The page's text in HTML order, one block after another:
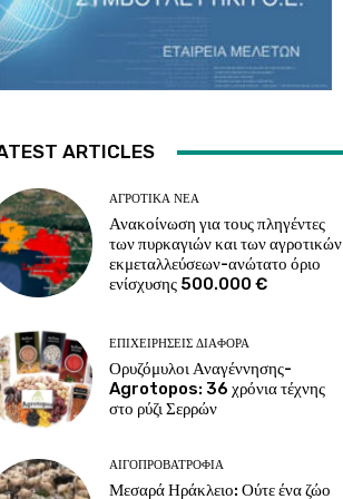
ARTICLES
ΑΓΡΟΤΙΚΆ ΝΈΑ
Ανακοίνωση για τους πληγέντες
των πυρκαγιών και των αγροτικών
εκμεταλλεύσεων-ανώτατο όριο
ενίσχυσης 500.000 €
ΕΠΙΧΕΙΡΉΣΕΙΣ ΔΙΆΦΟΡΑ
Ορυζόμυλοι Αναγέννησης-
Agrotopos: 36 χρόνια τέχνης
στο ρύζι Σερρών
ΑΙΓΟΠΡΟΒΑΤΡΟΦΊΑ
Μεσαρά Ηράκλειο: Ούτε ένα ζώο